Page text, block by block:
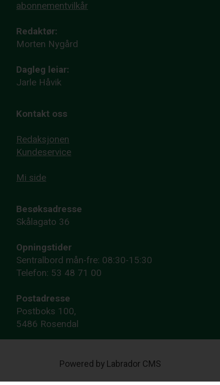
abonnementvilkår
Redaktør:
Morten Nygård
Dagleg leiar:
Jarle Håvik
Kontakt oss
Redaksjonen
Kundeservice
Mi side
Besøksadresse
Skålagato 36
Opningstider
Sentralbord mån-fre: 08:30-15:30
Telefon: 53 48 71 00
Postadresse
Postboks 100,
5486 Rosendal
Powered by Labrador CMS